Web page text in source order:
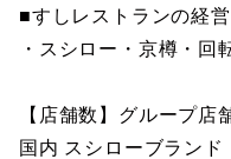
■すしレストランの経営
・スシロー・京樽・回
【店舗数】グループ店
国内 スシローブランド